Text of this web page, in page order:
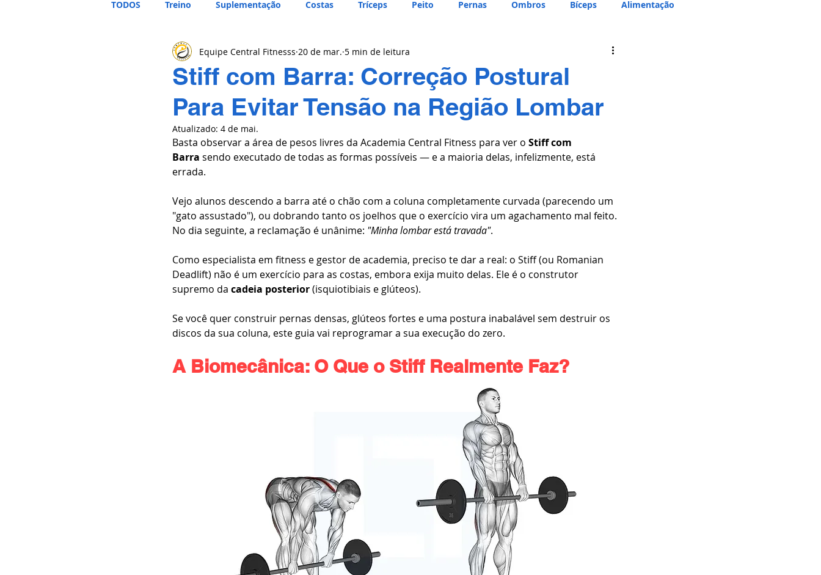
TODOS Treino Suplementação Costas Tríceps Peito Pernas Ombros Bíceps Alimentação
Stiff com Barra: Correção Postural
Para Evitar Tensão na Região Lombar
Equipe Central Fitnesss 20 de mar. 5 min de leitura
Atualizado: 4 de mai.
Basta observar a área de pesos livres da Academia Central Fitness para ver o Stiff com
Barra sendo executado de todas as formas possíveis — e a maioria delas, infelizmente, está
errada.
Vejo alunos descendo a barra até o chão com a coluna completamente curvada (parecendo um
"gato assustado"), ou dobrando tanto os joelhos que o exercício vira um agachamento mal feito.
No dia seguinte, a reclamação é unânime: "Minha lombar está travada".
Como especialista em fitness e gestor de academia, preciso te dar a real: o Stiff (ou Romanian
Deadlift) não é um exercício para as costas, embora exija muito delas. Ele é o construtor
supremo da cadeia posterior (isquiotibiais e glúteos).
Se você quer construir pernas densas, glúteos fortes e uma postura inabalável sem destruir os
discos da sua coluna, este guia vai reprogramar a sua execução do zero.
A Biomecânica: O Que o Stiff Realmente Faz?